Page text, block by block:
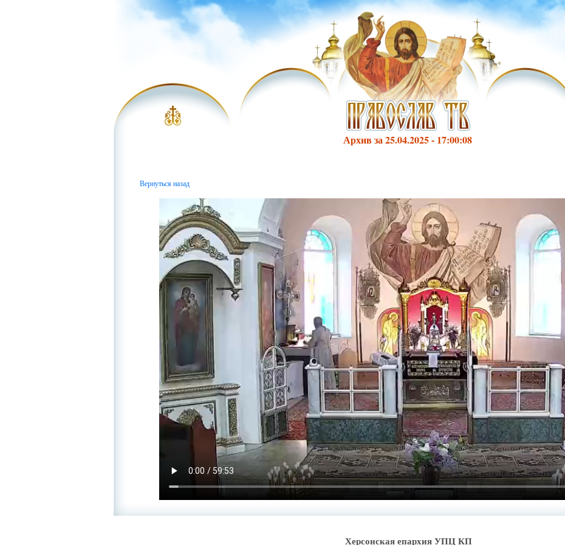
Архив за 25.04.2025 - 17:00:08
Вернуться назад
Херсонская епархия УПЦ КП